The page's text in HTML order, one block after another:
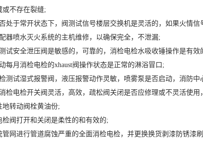
或不存在裂缝;
处于常开状态下，阀测试信号楼层交换机是灵活的，如果火情信
器喷水灭火系统的主机维修，以确保完全，不泄漏;
试安全泄压阀是敏感的，可靠的，消检电检水吸收锤操作是有效
每月消检电检的xhaust阀操作状态是正常的淋浴冒口;
测试湿式报警阀，液压报警动作灵敏，喷雾泵是否启动，消防中
检电检开关阀灵活，高效，疏松阀关闭是否应修理或不灵活使
地转动阀栓黄油份;
阀打开和关闭是柔性的和有效的;
网进行管道腐蚀严重的全面消检电检，并更换换货剥漆防锈漆